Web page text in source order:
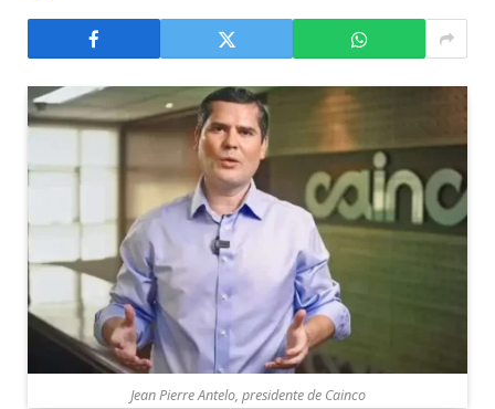
Jean Pierre Antelo, presidente de Cainco